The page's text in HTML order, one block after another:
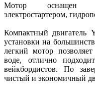
Мотор оснащен
электростартером,
Компактный двигатель
установки на
легкий мотор
воде, отлично
вейкбордистов. По
чистый и экономичный